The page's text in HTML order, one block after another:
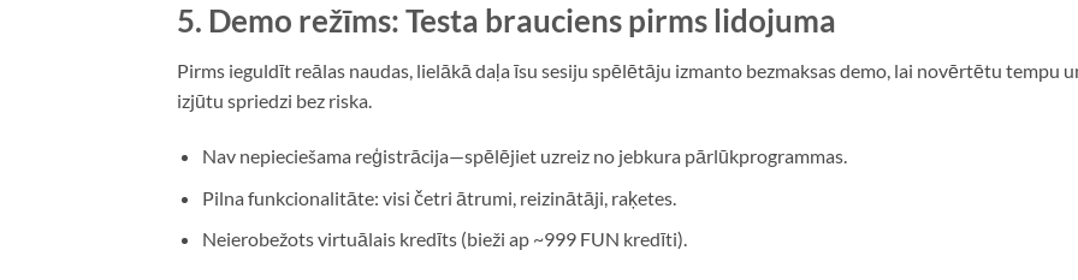
5. Demo režīms: Testa brauciens pirms lidojuma
Pirms ieguldīt reālas naudas, lielākā daļa īsu sesiju spēlētāju izmanto bezmaksas demo, lai novērtētu tempu
izjūtu spriedzi bez riska.
Nav nepieciešama reģistrācija—spēlējiet uzreiz no jebkura pārlūkprogrammas.
Pilna funkcionalitāte: visi četri ātrumi, reizinātāji, raķetes.
Neierobežots virtuālais kredīts (bieži ap ~999 FUN kredīti).